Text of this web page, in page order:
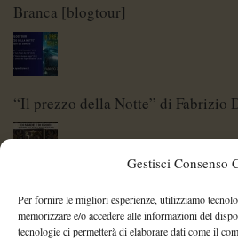
Gestisci Consenso
Per fornire le migliori esperienze, utilizziamo
memorizzare e/o accedere alle informazioni del
tecnologie ci permetterà di elaborare dati come il
Branca [blogtour]
“Il prezzo della Notte” di Fabrizio
Di Spade e di Eroi – Storie di